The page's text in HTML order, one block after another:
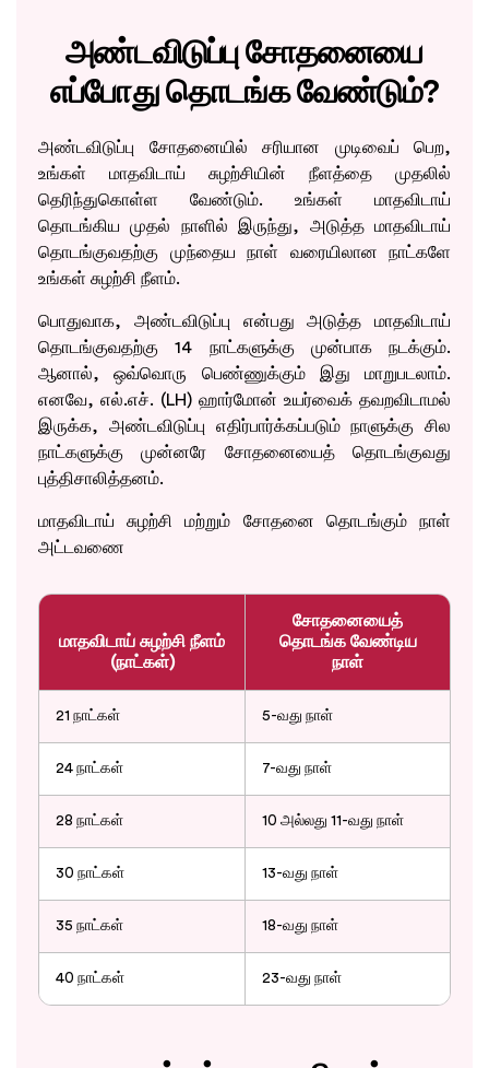
அண்டவிடுப்பு சோதனையை
எப்போது தொடங்க வேண்டும்?
அண்டவிடுப்பு சோதனையில் சரியான முடிவைப் பெற,
உங்கள் மாதவிடாய் சுழற்சியின் நீளத்தை முதலில்
தெரிந்துகொள்ள வேண்டும். உங்கள் மாதவிடாய்
தொடங்கிய முதல் நாளில் இருந்து, அடுத்த மாதவிடாய்
தொடங்குவதற்கு முந்தைய நாள் வரையிலான நாட்களே
உங்கள் சுழற்சி நீளம்.
பொதுவாக, அண்டவிடுப்பு என்பது அடுத்த மாதவிடாய்
தொடங்குவதற்கு 14 நாட்களுக்கு முன்பாக நடக்கும்.
ஆனால், ஒவ்வொரு பெண்ணுக்கும் இது மாறுபடலாம்.
எனவே, எல்.எச். (LH) ஹார்மோன் உயர்வைக் தவறவிடாமல்
இருக்க, அண்டவிடுப்பு எதிர்பார்க்கப்படும் நாளுக்கு சில
நாட்களுக்கு முன்னரே சோதனையைத் தொடங்குவது
புத்திசாலித்தனம்.
மாதவிடாய் சுழற்சி மற்றும் சோதனை தொடங்கும் நாள்
அட்டவணை
மாதவிடாய் சுழற்சி நீளம்
(நாட்கள்)
சோதனையைத்
தொடங்க வேண்டிய
நாள்
21 நாட்கள் 5-வது நாள்
24 நாட்கள் 7-வது நாள்
28 நாட்கள் 10 அல்லது 11-வது நாள்
30 நாட்கள் 13-வது நாள்
35 நாட்கள் 18-வது நாள்
40 நாட்கள் 23-வது நாள்